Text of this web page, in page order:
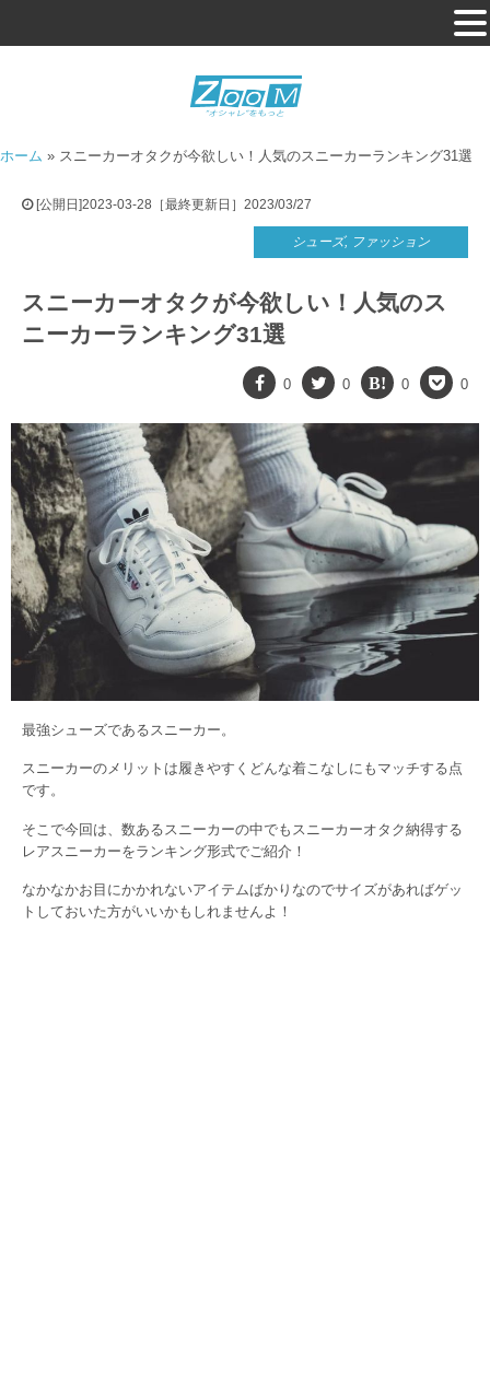
ホーム » スニーカーオタクが今欲しい！人気のスニーカーランキング31選
[公開日]2023-03-28［最終更新日］2023/03/27
シューズ, ファッション
スニーカーオタクが今欲しい！人気のス
ニーカーランキング31選
0 0 0 0
最強シューズであるスニーカー。
スニーカーのメリットは履きやすくどんな着こなしにもマッチする点
です。
そこで今回は、数あるスニーカーの中でもスニーカーオタク納得する
レアスニーカーをランキング形式でご紹介！
なかなかお目にかかれないアイテムばかりなのでサイズがあればゲッ
トしておいた方がいいかもしれませんよ！